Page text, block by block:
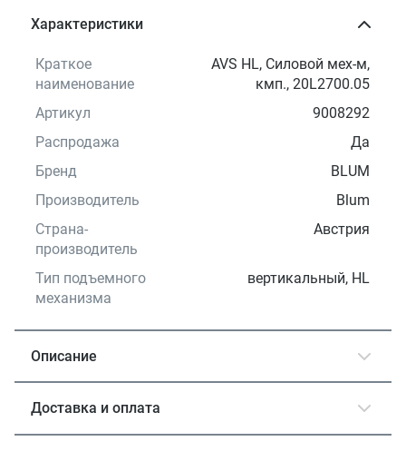
Характеристики
Краткое
наименование
AVS HL, Силовой мех-м,
кмп., 20L2700.05
Артикул
9008292
Распродажа
Да
Бренд
BLUM
Производитель
Blum
Страна-
производитель
Австрия
Тип подъемного
механизма
вертикальный, HL
Описание
Доставка и оплата